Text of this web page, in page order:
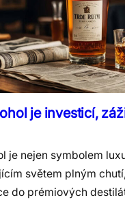
je investicí,
je nejen symbolem
světem plným
do prémiových